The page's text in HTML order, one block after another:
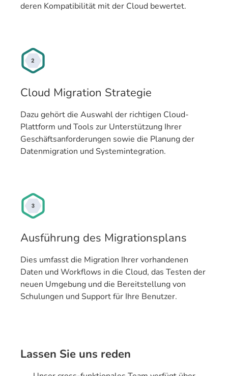
deren Kompatibilität mit der Cloud bewertet.
Cloud Migration Strategie
Dazu gehört die Auswahl der richtigen Cloud-
Plattform und Tools zur Unterstützung Ihrer
Geschäftsanforderungen sowie die Planung der
Datenmigration und Systemintegration.
Ausführung des Migrationsplans
Dies umfasst die Migration Ihrer vorhandenen
Daten und Workflows in die Cloud, das Testen der
neuen Umgebung und die Bereitstellung von
Schulungen und Support für Ihre Benutzer.
Lassen Sie uns reden